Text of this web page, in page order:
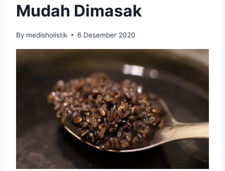
Mudah Dimasak
By medisholistik 6 Desember 2020